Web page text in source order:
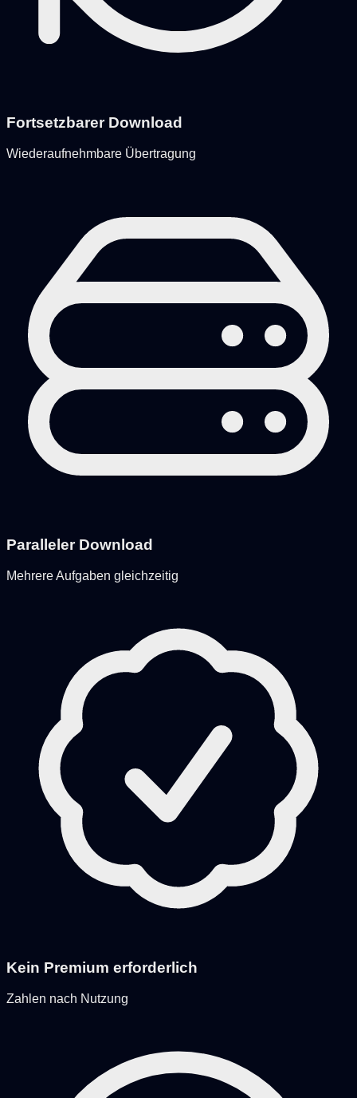
Fortsetzbarer Download
Wiederaufnehmbare Übertragung
Paralleler Download
Mehrere Aufgaben gleichzeitig
Kein Premium erforderlich
Zahlen nach Nutzung